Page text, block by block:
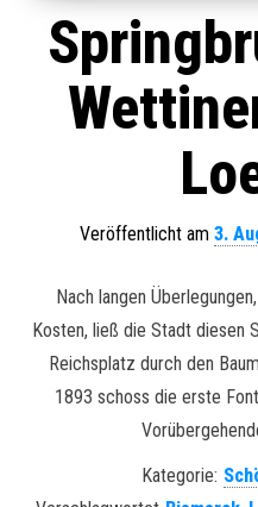
Veröffentlicht am 3.
Nach langen
Kosten, ließ die Stadt diesen
Reichsplatz durch den
1893 schoss die erste
Kategorie: